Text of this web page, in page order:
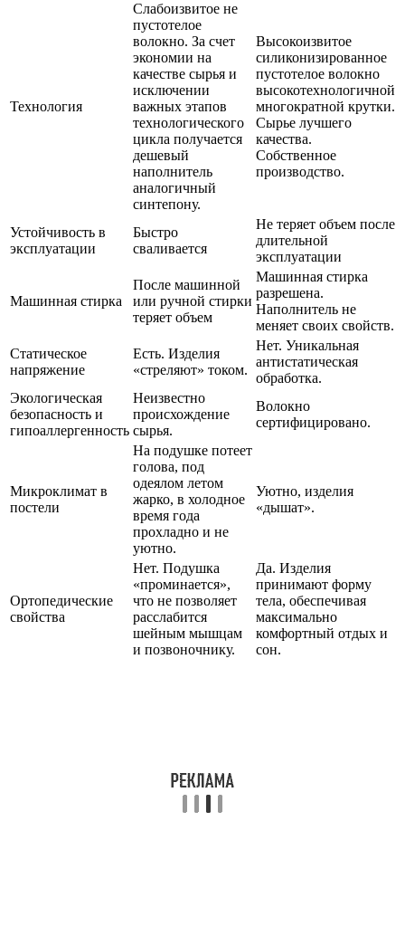
Технология
Слабоизвитое не
пустотелое
волокно. За счет
экономии на
качестве сырья и
исключении
важных этапов
технологического
цикла получается
дешевый
наполнитель
аналогичный
синтепону.
Высокоизвитое
силиконизированное
пустотелое волокно
высокотехнологичной
многократной крутки.
Сырье лучшего
качества.
Собственное
производство.
Устойчивость в
эксплуатации
Быстро
сваливается
Не теряет объем после
длительной
эксплуатации
Машинная стирка
После машинной
или ручной стирки
теряет объем
Машинная стирка
разрешена.
Наполнитель не
меняет своих свойств.
Статическое
напряжение
Есть. Изделия
«стреляют» током.
Нет. Уникальная
антистатическая
обработка.
Экологическая
безопасность и
гипоаллергенность
Неизвестно
происхождение
сырья.
Волокно
сертифицировано.
Микроклимат в
постели
На подушке потеет
голова, под
одеялом летом
жарко, в холодное
время года
прохладно и не
уютно.
Уютно, изделия
«дышат».
Ортопедические
свойства
Нет. Подушка
«проминается»,
что не позволяет
расслабится
шейным мышцам
и позвоночнику.
Да. Изделия
принимают форму
тела, обеспечивая
максимально
комфортный отдых и
сон.